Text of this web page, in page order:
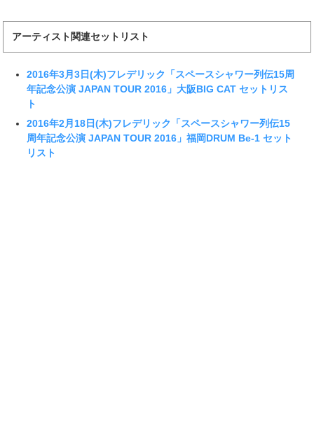
アーティスト関連セットリスト
2016年3月3日(木)フレデリック「スペースシャワー列伝15周
年記念公演 JAPAN TOUR 2016」大阪BIG CAT セットリス
ト
2016年2月18日(木)フレデリック「スペースシャワー列伝15
周年記念公演 JAPAN TOUR 2016」福岡DRUM Be-1 セット
リスト